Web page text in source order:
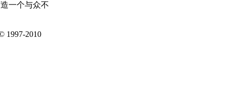
一个与众不
1997-2010